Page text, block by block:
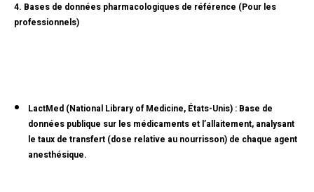
4. Bases de données pharmacologiques de référence (Pour les
professionnels)
LactMed (National Library of Medicine, États-Unis) : Base de
données publique sur les médicaments et l’allaitement, analysant
le taux de transfert (dose relative au nourrisson) de chaque agent
anesthésique.